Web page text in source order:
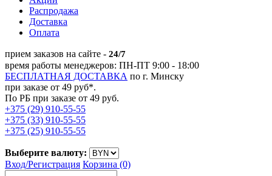
Распродажа
Доставка
Оплата
прием заказов на сайте - 24/7
время работы менеджеров: ПН-ПТ 9:00 - 18:00
БЕСПЛАТНАЯ ДОСТАВКА по г. Минску
при заказе от 49 руб*.
По РБ при заказе от 49 руб.
+375 (29) 910-55-55
+375 (33) 910-55-55
+375 (25) 910-55-55
Выберите валюту:
Вход/Регистрация Корзина (0)